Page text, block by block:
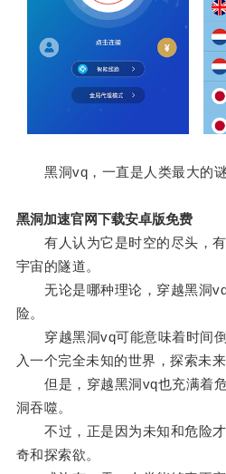
黑洞vq，一直是人类最大的谜
黑洞加速官网下载安卓版免费
有人认为它是时空的尽头，有
宇宙的隧道。
无论是哪种理论，穿越黑洞vq
险。
穿越黑洞vq可能意味着时间倒
入一个完全未知的世界，探索未来
但是，穿越黑洞vq也充满着危
洞吞噬。
不过，正是因为未知和危险才
奇和探索欲。